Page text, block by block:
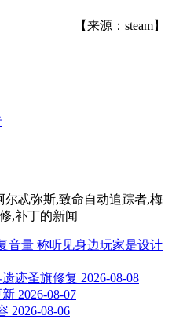
【来源：steam】
尔忒弥斯,致命自动追踪者,梅
,补丁的新闻
音量 称听见身边玩家是设计
遗迹圣旗修复 2026-08-08
新 2026-08-07
2026-08-06